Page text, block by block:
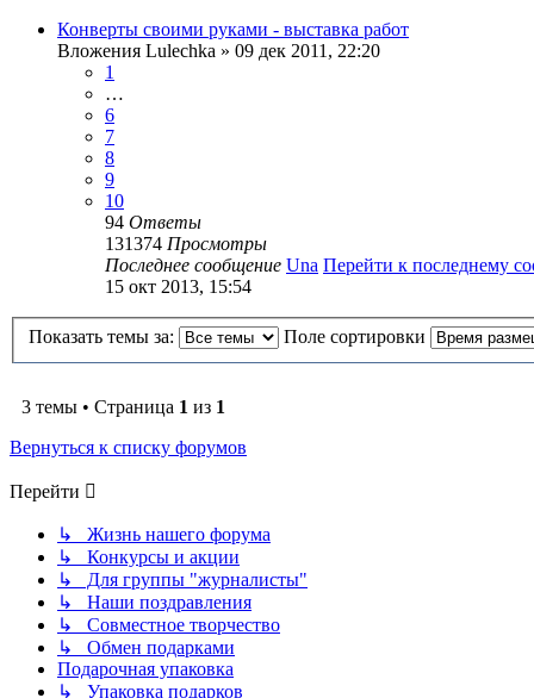
Конверты своими руками - выставка работ
Вложения Lulechka » 09 дек 2011, 22:20
1
…
6
7
8
9
10
94 Ответы
131374 Просмотры
Последнее сообщение Una Перейти к последнему
15 окт 2013, 15:54
Показать темы за: Поле сортировки
3 темы • Страница 1 из 1
Вернуться к списку форумов
Перейти
↳ Жизнь нашего форума
↳ Конкурсы и акции
↳ Для группы "журналисты"
↳ Наши поздравления
↳ Совместное творчество
↳ Обмен подарками
Подарочная упаковка
↳ Упаковка подарков